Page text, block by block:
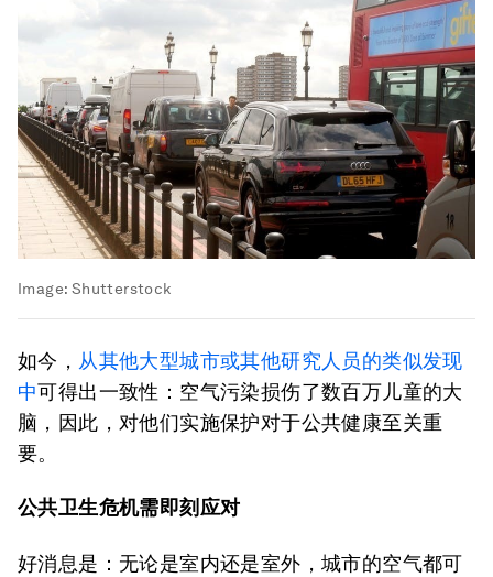
Image: Shutterstock
如今， 从其他大型城市或其他研究人员的类似发现
中可得出一致性：空气污染损伤了数百万儿童的大
脑，因此，对他们实施保护对于公共健康至关重
要。
公共卫生危机需即刻应对
好消息是：无论是室内还是室外，城市的空气都可